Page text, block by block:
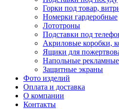
Горки под товар,
Номерки гардеробные
Лототроны
Подставки под
Акриловые коробки,
Ящики для
Напольные
Защитные экраны
Фото изделий
Оплата и доставка
О компании
Контакты